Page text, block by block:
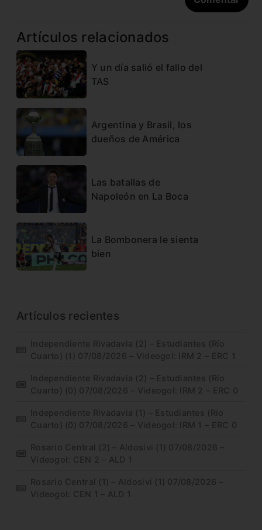
Artículos relacionados
Y un día salió el fallo del
TAS
Argentina y Brasil, los
dueños de América
Las batallas de
Napoleón en La Boca
La Bombonera le sienta
bien
Artículos recientes
Independiente Rivadavia (2) – Estudiantes (Río
Cuarto) (1) 07/08/2026 – Videogol: IRM 2 – ERC 1
Independiente Rivadavia (2) – Estudiantes (Río
Cuarto) (0) 07/08/2026 – Videogol: IRM 2 – ERC 0
Independiente Rivadavia (1) – Estudiantes (Río
Cuarto) (0) 07/08/2026 – Videogol: IRM 1 – ERC 0
Rosario Central (2) – Aldosivi (1) 07/08/2026 –
Videogol: CEN 2 – ALD 1
Rosario Central (1) – Aldosivi (1) 07/08/2026 –
Videogol: CEN 1 – ALD 1